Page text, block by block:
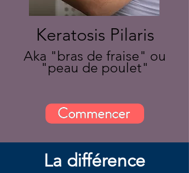
Keratosis Pilaris
Aka "bras de fraise" ou
"peau de poulet"
Commencer
La différence